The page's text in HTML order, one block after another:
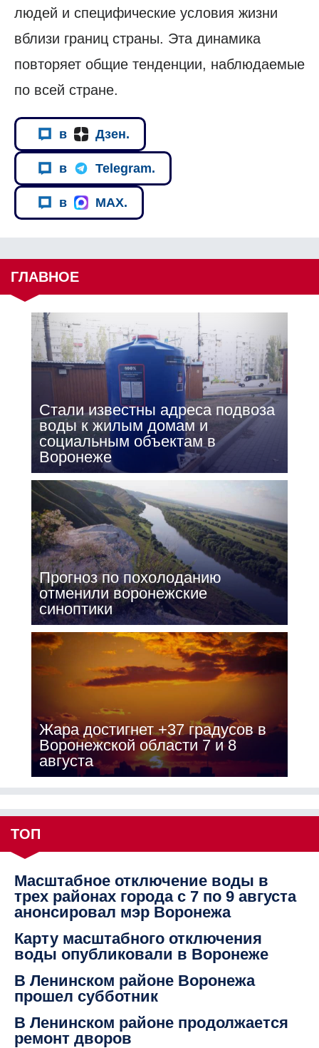
людей и специфические условия жизни
вблизи границ страны. Эта динамика
повторяет общие тенденции, наблюдаемые
по всей стране.
в Дзен.
в Telegram.
в MAX.
ГЛАВНОЕ
Стали известны адреса подвоза
воды к жилым домам и
социальным объектам в
Воронеже
Прогноз по похолоданию
отменили воронежские
синоптики
Жара достигнет +37 градусов в
Воронежской области 7 и 8
августа
ТОП
Масштабное отключение воды в
трех районах города с 7 по 9 августа
анонсировал мэр Воронежа
Карту масштабного отключения
воды опубликовали в Воронеже
В Ленинском районе Воронежа
прошел субботник
В Ленинском районе продолжается
ремонт дворов